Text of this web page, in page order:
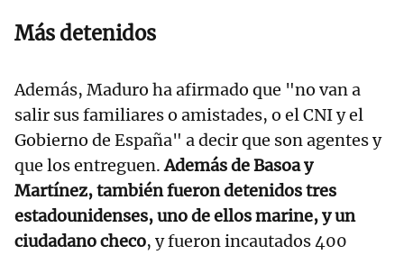
Más detenidos
Además, Maduro ha afirmado que "no van a
salir sus familiares o amistades, o el CNI y el
Gobierno de España" a decir que son agentes y
que los entreguen.Además de Basoa y
Martínez, también fueron detenidos tres
estadounidenses, uno de ellos marine, y un
ciudadano checo, y fueron incautados 400